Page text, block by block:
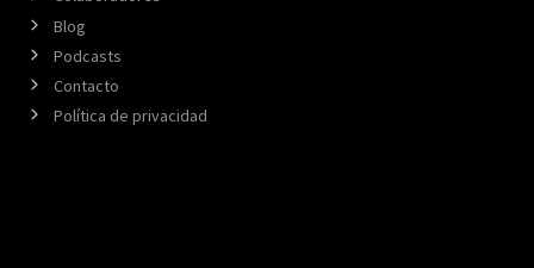
Blog
Podcasts
Contacto
Política de privacidad